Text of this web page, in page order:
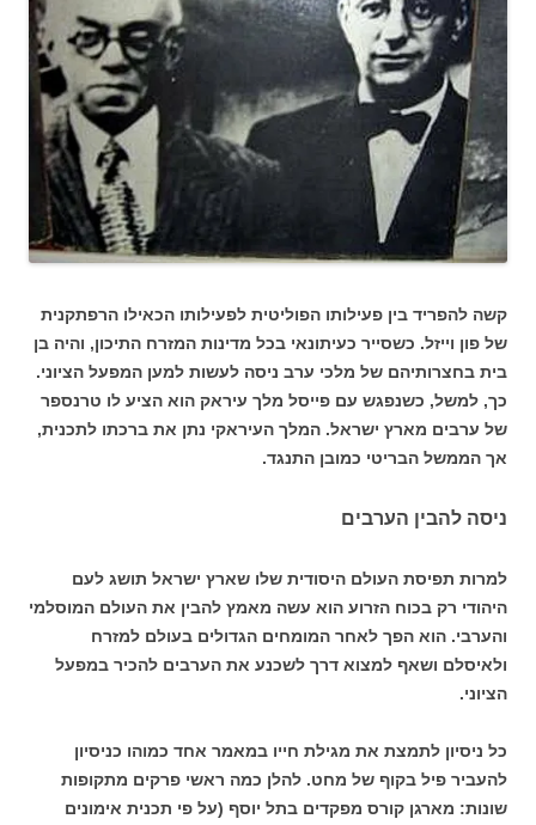
קשה להפריד בין פעילותו הפוליטית לפעילותו הכאילו הרפתקנית
של פון וייזל. כשסייר כעיתונאי בכל מדינות המזרח התיכון, והיה בן
בית בחצרותיהם של מלכי ערב ניסה לעשות למען המפעל הציוני.
כך, למשל, כשנפגש עם פייסל מלך עיראק הוא הציע לו טרנספר
של ערבים מארץ ישראל. המלך העיראקי נתן את ברכתו לתכנית,
אך הממשל הבריטי כמובן התנגד.
ניסה להבין הערבים
למרות תפיסת העולם היסודית שלו שארץ ישראל תושג לעם
היהודי רק בכוח הזרוע הוא עשה מאמץ להבין את העולם המוסלמי
והערבי. הוא הפך לאחר המומחים הגדולים בעולם למזרח
ולאיסלם ושאף למצוא דרך לשכנע את הערבים להכיר במפעל
הציוני.
כל ניסיון לתמצת את מגילת חייו במאמר אחד כמוהו כניסיון
להעביר פיל בקוף של מחט. להלן כמה ראשי פרקים מתקופות
שונות: מארגן קורס מפקדים בתל יוסף (על פי תכנית אימונים